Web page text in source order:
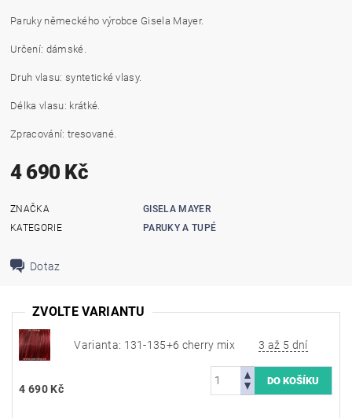
Paruky německého výrobce Gisela Mayer.
Určení: dámské.
Druh vlasu: syntetické vlasy.
Délka vlasu: krátké.
Zpracování: tresované.
4 690 Kč
ZNAČKA
GISELA MAYER
KATEGORIE
PARUKY A TUPÉ
Dotaz
ZVOLTE VARIANTU
Varianta: 131-135+6 cherry mix 3 až 5 dní
4 690 Kč